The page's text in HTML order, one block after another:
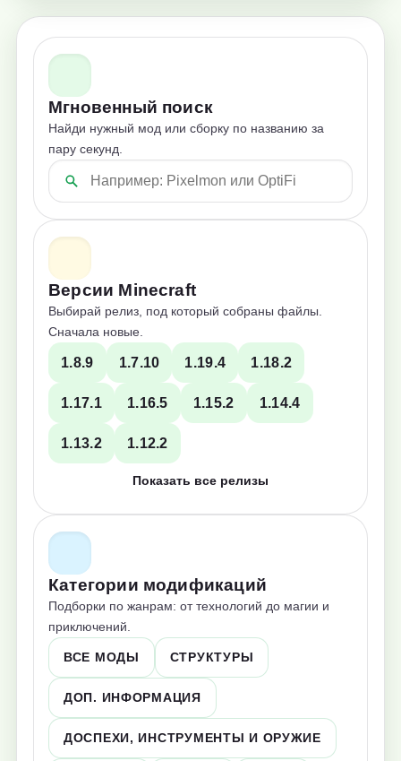
Мгновенный поиск
Найди нужный мод или сборку по названию за
пару секунд.
Версии Minecraft
Выбирай релиз, под который собраны файлы.
Сначала новые.
1.8.9 1.7.10 1.19.4 1.18.2
1.17.1 1.16.5 1.15.2 1.14.4
1.13.2 1.12.2
Показать все релизы
Категории модификаций
Подборки по жанрам: от технологий до магии и
приключений.
ВСЕ МОДЫ СТРУКТУРЫ
ДОП. ИНФОРМАЦИЯ
ДОСПЕХИ, ИНСТРУМЕНТЫ И ОРУЖИЕ